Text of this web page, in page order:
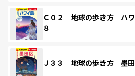
Ｃ０２ 地球の歩き方 ハ
８
Ｊ３３ 地球の歩き方 墨